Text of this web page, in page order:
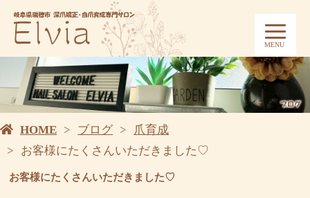
MENU
HOME ブログ
爪育成
お客様にたくさんいただきました♡
お客様にたくさんいただきました♡